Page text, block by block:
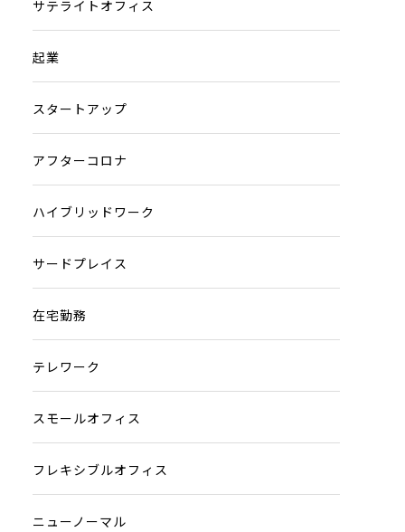
サテライトオフィス
起業
スタートアップ
アフターコロナ
ハイブリッドワーク
サードプレイス
在宅勤務
テレワーク
スモールオフィス
フレキシブルオフィス
ニューノーマル